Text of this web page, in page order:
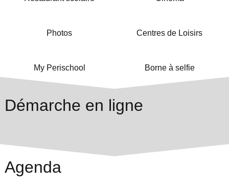
Photos Centres de Loisirs
My Perischool Borne à selfie
Démarche en ligne
Agenda